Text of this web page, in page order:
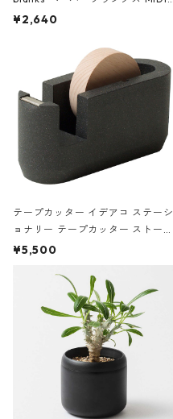
ハードカバー 罫線 ヴァン・ゴッホ
¥2,640
テープカッター イデアコ ステーシ
ョナリー テープカッター ストーン
サンドカラー 石調 ideaco Station
¥5,500